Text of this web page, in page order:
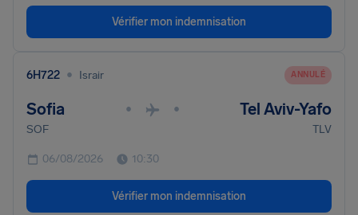
Vérifier mon indemnisation
6H722 • Israir ANNULÉ
Sofia • • Tel Aviv-Yafo
SOF TLV
06/08/2026 10:30
Vérifier mon indemnisation